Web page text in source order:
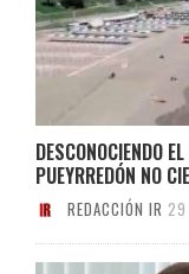
DESCONOCIENDO
PUEYRREDÓN NO
REDACCIÓN IR 29